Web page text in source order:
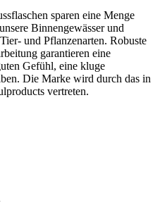
sparen eine Menge
Binnengewässer und
und Pflanzenarten. Robuste
garantieren eine
Gefühl, eine kluge
Die Marke wird durch das in
vertreten.